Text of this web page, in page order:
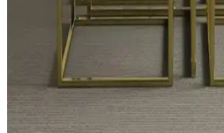
Bayan ev terliği seçiminde konfor,
Modern ve sağlıklı modellerle ev
sağlığınızı koruyun ve tarzınızı yansıtın.
Ev Dekorasyonunda Şıklık
Birlikte Yansıtan Home